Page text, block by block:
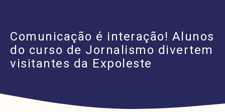
Comunicação é interação! Alunos
do curso de Jornalismo divertem
visitantes da Expoleste